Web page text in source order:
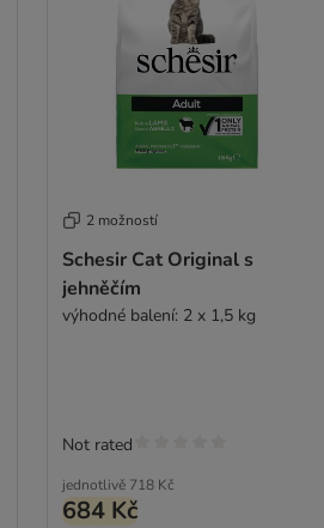
2 možností
Schesir Cat Original s
jehněčím
výhodné balení: 2 x 1,5 kg
jednotlivě 718 Kč
684 Kč
Not rated